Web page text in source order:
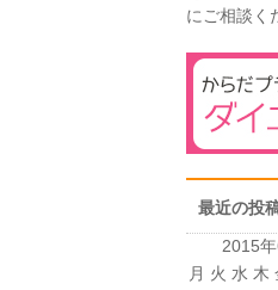
にご相談く
最近の投
2015年
月 火 水 木